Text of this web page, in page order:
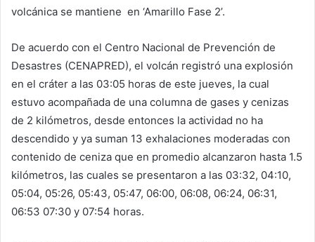
volcánica se mantiene en ‘Amarillo Fase 2’.
De acuerdo con el Centro Nacional de Prevención de
Desastres (CENAPRED), el volcán registró una explosión
en el cráter a las 03:05 horas de este jueves, la cual
estuvo acompañada de una columna de gases y cenizas
de 2 kilómetros, desde entonces la actividad no ha
descendido y ya suman 13 exhalaciones moderadas con
contenido de ceniza que en promedio alcanzaron hasta 1.5
kilómetros, las cuales se presentaron a las 03:32, 04:10,
05:04, 05:26, 05:43, 05:47, 06:00, 06:08, 06:24, 06:31,
06:53 07:30 y 07:54 horas.